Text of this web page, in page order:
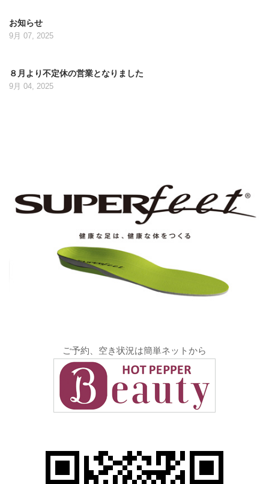
お知らせ
9月 07, 2025
８月より不定休の営業となりました
9月 04, 2025
ご予約、空き状況は簡単ネットから